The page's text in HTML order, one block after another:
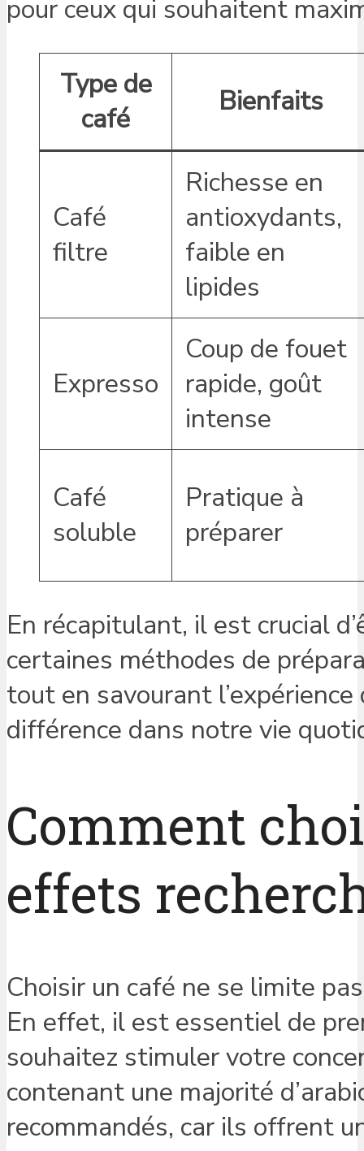
pour ceux qui souhaitent
Type de
café
Bienfaits
Café
filtre
Richesse en
antioxydants,
faible en
lipides
Expresso
Coup de fouet
rapide, goût
intense
Café
soluble
Pratique à
préparer
En récapitulant, il est crucial
certaines méthodes de
tout en savourant
différence dans notre vie
Comment
effets
Choisir un café ne se limite
En effet, il est essentiel de
souhaitez stimuler votre
contenant une majorité
recommandés, car ils offrent